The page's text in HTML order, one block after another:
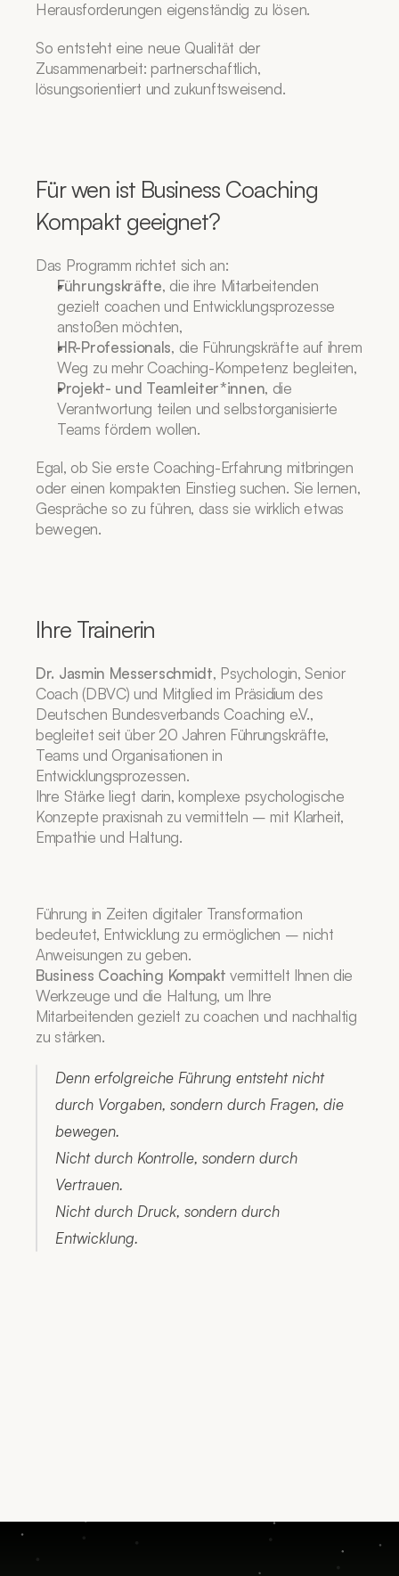
Herausforderungen eigenständig zu lösen.
So entsteht eine neue Qualität der
Zusammenarbeit: partnerschaftlich,
lösungsorientiert und zukunftsweisend.
Für wen ist Business Coaching
Kompakt geeignet?
Das Programm richtet sich an:
Führungskräfte, die ihre Mitarbeitenden
gezielt coachen und Entwicklungsprozesse
anstoßen möchten,
HR-Professionals, die Führungskräfte auf ihrem
Weg zu mehr Coaching-Kompetenz begleiten,
Projekt- und Teamleiter*innen, die
Verantwortung teilen und selbstorganisierte
Teams fördern wollen.
Egal, ob Sie erste Coaching-Erfahrung mitbringen
oder einen kompakten Einstieg suchen. Sie lernen,
Gespräche so zu führen, dass sie wirklich etwas
bewegen.
Ihre Trainerin
Dr. Jasmin Messerschmidt, Psychologin, Senior
Coach (DBVC) und Mitglied im Präsidium des
Deutschen Bundesverbands Coaching e.V.,
begleitet seit über 20 Jahren Führungskräfte,
Teams und Organisationen in
Entwicklungsprozessen.
Ihre Stärke liegt darin, komplexe psychologische
Konzepte praxisnah zu vermitteln – mit Klarheit,
Empathie und Haltung.
Führung in Zeiten digitaler Transformation
bedeutet, Entwicklung zu ermöglichen – nicht
Anweisungen zu geben.
Business Coaching Kompakt vermittelt Ihnen die
Werkzeuge und die Haltung, um Ihre
Mitarbeitenden gezielt zu coachen und nachhaltig
zu stärken.
Denn erfolgreiche Führung entsteht nicht
durch Vorgaben, sondern durch Fragen, die
bewegen.
Nicht durch Kontrolle, sondern durch
Vertrauen.
Nicht durch Druck, sondern durch
Entwicklung.